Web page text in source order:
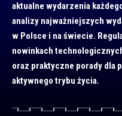
aktualne wydarzenia
analizy najważniejszych
w Polsce i na świecie.
nowinkach
oraz praktyczne porady dla
aktywnego trybu życia.